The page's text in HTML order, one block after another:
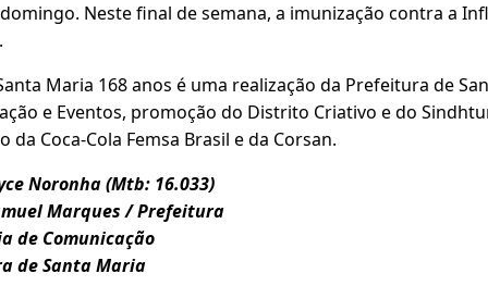
Neste final de semana, a imunização contra a
Maria 168 anos é uma realização da Prefeitura de
e Eventos, promoção do Distrito Criativo e do
da Coca-Cola Femsa Brasil e da Corsan.
Noronha (Mtb: 16.033)
Marques / Prefeitura
de Comunicação
de Santa Maria